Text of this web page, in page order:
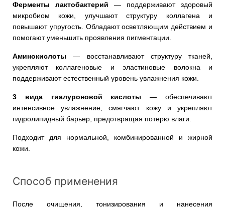
Ферменты лактобактерий — поддерживают здоровый
микробиом кожи, улучшают структуру коллагена и
повышают упругость. Обладают осветляющим действием и
помогают уменьшить проявления пигментации.
Аминокислоты — восстанавливают структуру тканей,
укрепляют коллагеновые и эластиновые волокна и
поддерживают естественный уровень увлажнения кожи.
3 вида гиалуроновой кислоты — обеспечивают
интенсивное увлажнение, смягчают кожу и укрепляют
гидролипидный барьер, предотвращая потерю влаги.
Подходит для нормальной, комбинированной и жирной
кожи.
Способ применения
После очищения, тонизирования и нанесения